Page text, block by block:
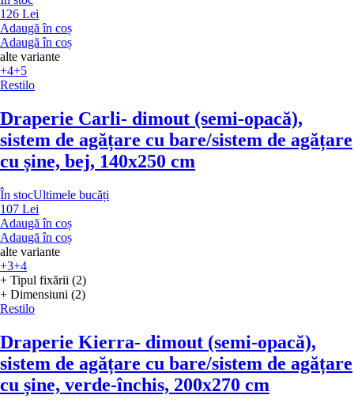
126 Lei
Adaugă în coș
Adaugă în coș
alte variante
+4+5
Restilo
Draperie Carli- dimout (semi-opacă),
sistem de agățare cu bare/sistem de agățare
cu șine, bej, 140x250 cm
În stocUltimele bucăți
107 Lei
Adaugă în coș
Adaugă în coș
alte variante
+3+4
+ Tipul fixării (2)
+ Dimensiuni (2)
Restilo
Draperie Kierra- dimout (semi-opacă),
sistem de agățare cu bare/sistem de agățare
cu șine, verde-închis, 200x270 cm